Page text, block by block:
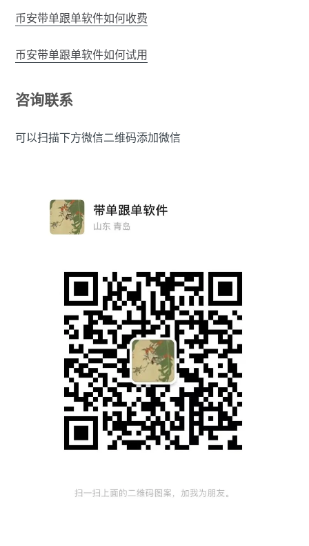
币安带单跟单软件如何收费
币安带单跟单软件如何试用
咨询联系
可以扫描下方微信二维码添加微信